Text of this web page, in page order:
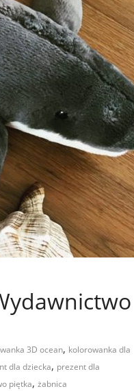
3D ocean, kolorowanka dla
dla dziecka, prezent dla
piętka, żabnica